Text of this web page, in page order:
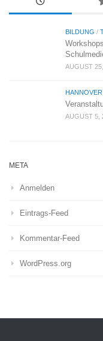
BILDUNG /
AUGUST
HANNOVER
AUGUST 5,
META
Anmelden
Eintrags-Feed
Kommentar-Feed
WordPress.org